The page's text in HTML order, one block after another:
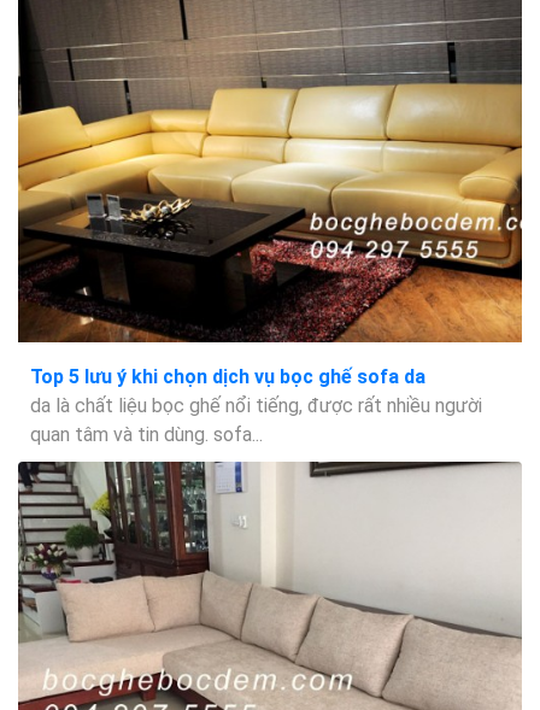
Top 5 lưu ý khi chọn dịch vụ bọc ghế sofa da
da là chất liệu bọc ghế nổi tiếng, được rất nhiều người
quan tâm và tin dùng. sofa...